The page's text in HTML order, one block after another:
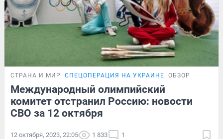
СТРАНА И МИР СПЕЦОПЕРАЦИЯ НА УКРАИНЕ ОБЗОР
Международный олимпийский
комитет отстранил Россию: новости
СВО за 12 октября
12 октября, 2023, 22:05 1 833 1